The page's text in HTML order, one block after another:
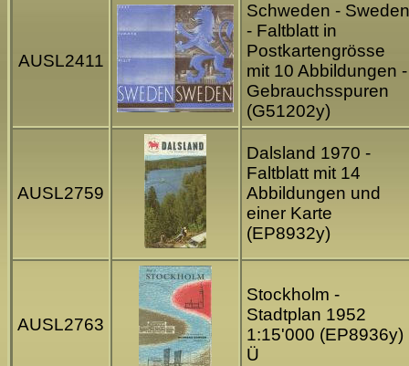
AUSL2411
Schweden - Sweden
- Faltblatt in
Postkartengrösse
mit 10 Abbildungen -
Gebrauchsspuren
(G51202y)
AUSL2759
Dalsland 1970 -
Faltblatt mit 14
Abbildungen und
einer Karte
(EP8932y)
AUSL2763
Stockholm -
Stadtplan 1952
1:15'000 (EP8936y)
Ü